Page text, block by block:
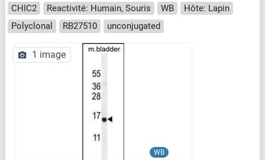
CHIC2 Reactivité: Humain, Souris WB
Hôte: Lapin
Polyclonal
RB27510 unconjugated
WB
1 image